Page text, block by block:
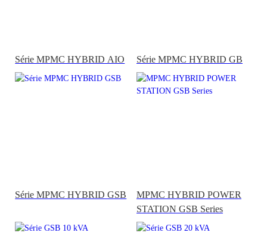
Série MPMC HYBRID AIO Série MPMC HYBRID GB
Série MPMC HYBRID GSB
MPMC HYBRID POWER
STATION GSB Series